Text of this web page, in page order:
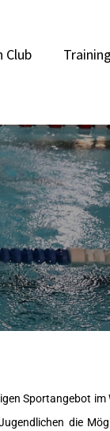
Club Training
Sportangebot im
die